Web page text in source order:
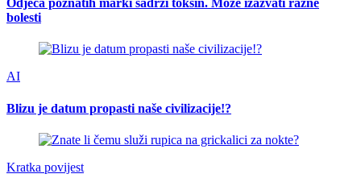
Odjeća poznatih marki sadrži toksin. Može izazvati razne
bolesti
AI
Blizu je datum propasti naše civilizacije!?
Kratka povijest